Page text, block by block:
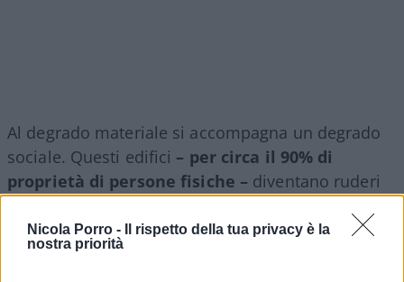
Nicola Porro -
Il rispetto della tua privacy è la
nostra priorità
Al degrado materiale si accompagna un degrado
sociale. Questi edifici – per circa il 90% di
proprietà di persone fisiche – diventano ruderi
ma in molti casi anche per azioni volontarie dei
proprietari, come la rimozione del tetto, finalizzate